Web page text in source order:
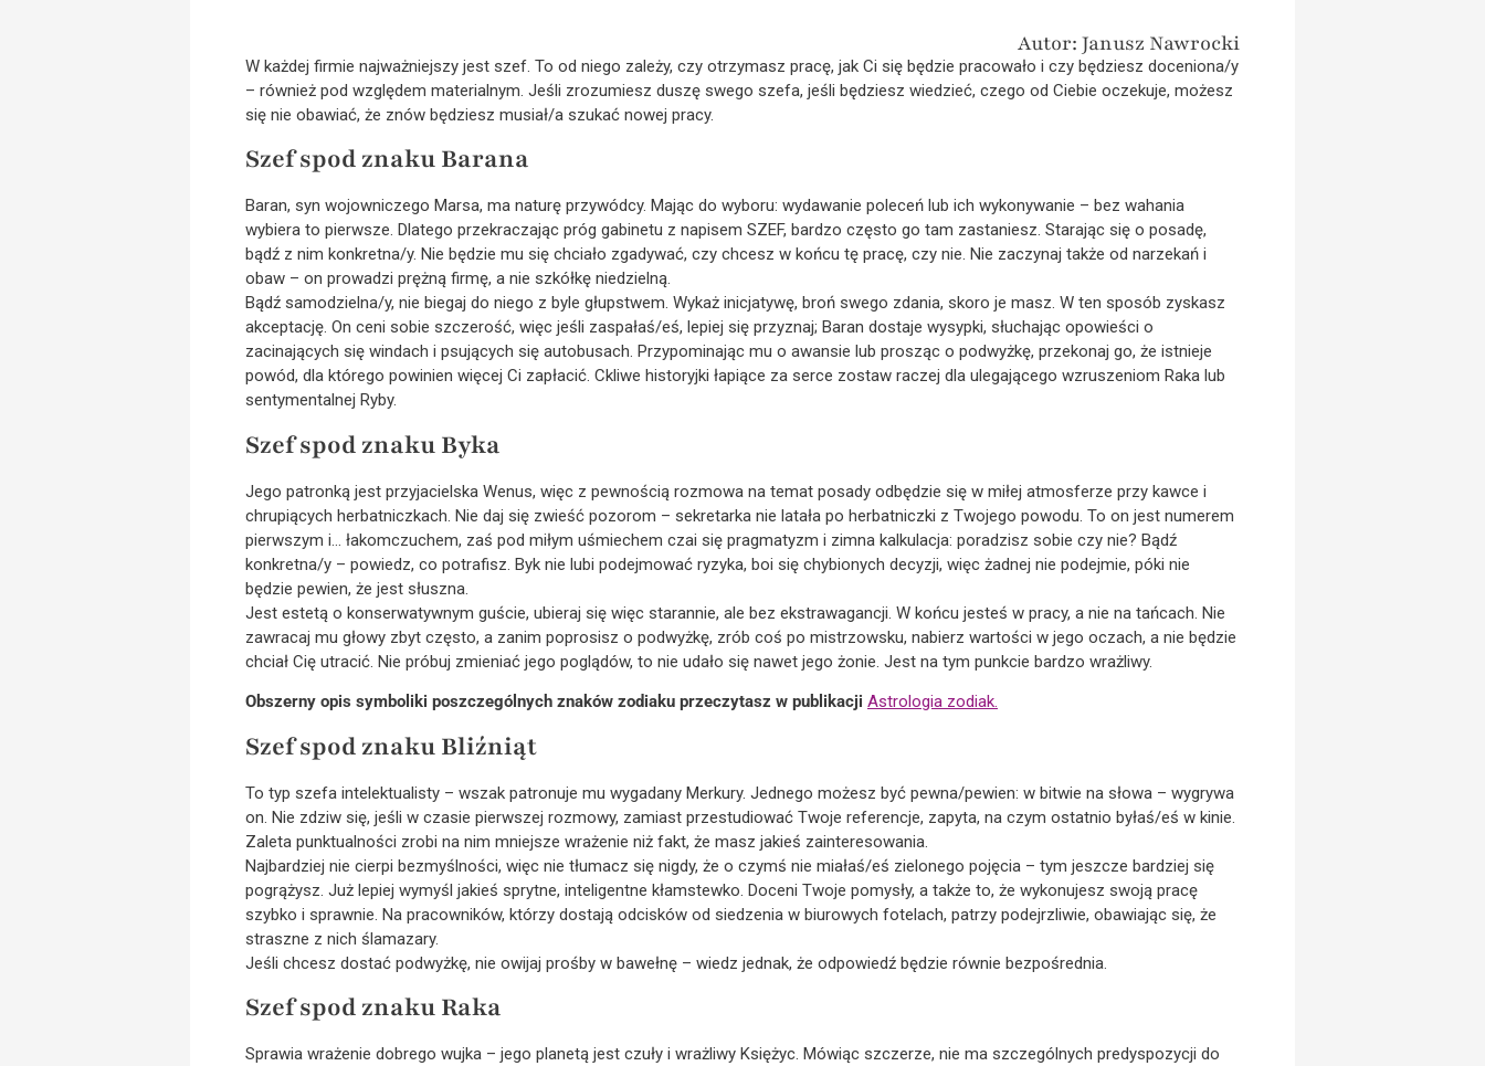
Autor: Janusz Nawrocki
W każdej firmie najważniejszy jest szef. To od niego zależy, czy otrzymasz pracę, jak Ci się będzie pracowało i czy będziesz doceniona/y
– również pod względem materialnym. Jeśli zrozumiesz duszę swego szefa, jeśli będziesz wiedzieć, czego od Ciebie oczekuje, możesz
się nie obawiać, że znów będziesz musiał/a szukać nowej pracy.
Szef spod znaku Barana
Baran, syn wojowniczego Marsa, ma naturę przywódcy. Mając do wyboru: wydawanie poleceń lub ich wykonywanie – bez wahania
wybiera to pierwsze. Dlatego przekraczając próg gabinetu z napisem SZEF, bardzo często go tam zastaniesz. Starając się o posadę,
bądź z nim konkretna/y. Nie będzie mu się chciało zgadywać, czy chcesz w końcu tę pracę, czy nie. Nie zaczynaj także od narzekań i
obaw – on prowadzi prężną firmę, a nie szkółkę niedzielną.
Bądź samodzielna/y, nie biegaj do niego z byle głupstwem. Wykaż inicjatywę, broń swego zdania, skoro je masz. W ten sposób zyskasz
akceptację. On ceni sobie szczerość, więc jeśli zaspałaś/eś, lepiej się przyznaj; Baran dostaje wysypki, słuchając opowieści o
zacinających się windach i psujących się autobusach. Przypominając mu o awansie lub prosząc o podwyżkę, przekonaj go, że istnieje
powód, dla którego powinien więcej Ci zapłacić. Ckliwe historyjki łapiące za serce zostaw raczej dla ulegającego wzruszeniom Raka lub
sentymentalnej Ryby.
Szef spod znaku Byka
Jego patronką jest przyjacielska Wenus, więc z pewnością rozmowa na temat posady odbędzie się w miłej atmosferze przy kawce i
chrupiących herbatniczkach. Nie daj się zwieść pozorom – sekretarka nie latała po herbatniczki z Twojego powodu. To on jest numerem
pierwszym i… łakomczuchem, zaś pod miłym uśmiechem czai się pragmatyzm i zimna kalkulacja: poradzisz sobie czy nie? Bądź
konkretna/y – powiedz, co potrafisz. Byk nie lubi podejmować ryzyka, boi się chybionych decyzji, więc żadnej nie podejmie, póki nie
będzie pewien, że jest słuszna.
Jest estetą o konserwatywnym guście, ubieraj się więc starannie, ale bez ekstrawagancji. W końcu jesteś w pracy, a nie na tańcach. Nie
zawracaj mu głowy zbyt często, a zanim poprosisz o podwyżkę, zrób coś po mistrzowsku, nabierz wartości w jego oczach, a nie będzie
chciał Cię utracić. Nie próbuj zmieniać jego poglądów, to nie udało się nawet jego żonie. Jest na tym punkcie bardzo wrażliwy.
Obszerny opis symboliki poszczególnych znaków zodiaku przeczytasz w publikacji Astrologia zodiak.
Szef spod znaku Bliźniąt
To typ szefa intelektualisty – wszak patronuje mu wygadany Merkury. Jednego możesz być pewna/pewien: w bitwie na słowa – wygrywa
on. Nie zdziw się, jeśli w czasie pierwszej rozmowy, zamiast przestudiować Twoje referencje, zapyta, na czym ostatnio byłaś/eś w kinie.
Zaleta punktualności zrobi na nim mniejsze wrażenie niż fakt, że masz jakieś zainteresowania.
Najbardziej nie cierpi bezmyślności, więc nie tłumacz się nigdy, że o czymś nie miałaś/eś zielonego pojęcia – tym jeszcze bardziej się
pogrążysz. Już lepiej wymyśl jakieś sprytne, inteligentne kłamstewko. Doceni Twoje pomysły, a także to, że wykonujesz swoją pracę
szybko i sprawnie. Na pracowników, którzy dostają odcisków od siedzenia w biurowych fotelach, patrzy podejrzliwie, obawiając się, że
straszne z nich ślamazary.
Jeśli chcesz dostać podwyżkę, nie owijaj prośby w bawełnę – wiedz jednak, że odpowiedź będzie równie bezpośrednia.
Szef spod znaku Raka
Sprawia wrażenie dobrego wujka – jego planetą jest czuły i wrażliwy Księżyc. Mówiąc szczerze, nie ma szczególnych predyspozycji do